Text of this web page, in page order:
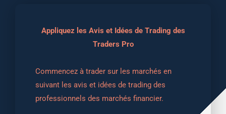
Appliquez les Avis et Idées de Trading des
Traders Pro
Commencez à trader sur les marchés en
suivant les avis et idées de trading des
professionnels des marchés financier.